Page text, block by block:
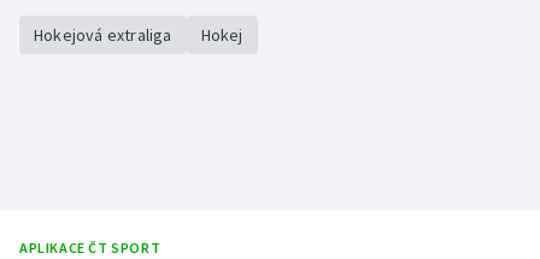
Hokejová extraliga Hokej
APLIKACE ČT SPORT